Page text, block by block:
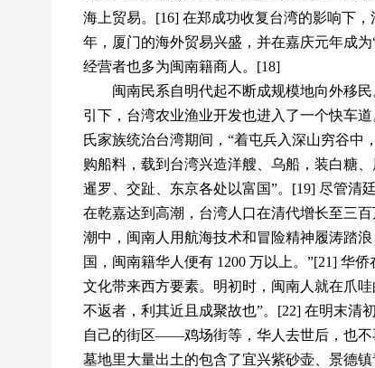
海上贸易。[16] 在郑成功收复台湾的影响下
年，厦门的海外贸易兴盛，并在嘉庆元年成
经营者也多为闽南籍商人。[18]
闽南民系自明代起不断成规模地向外移
引下，台湾农业渔业开发也进入了一个快车
氏家族统治台湾期间，“着屯兵入深山穷谷中
购船料，载到台湾兴造洋艘、乌船，装白糖
暹罗、交趾、东京各处以富国”。[19] 尽管清
在乾嘉达到高潮，台湾人口在清代增长至三
潮中，闽南人用航海技术和冒险精神履涛踏
国，闽南籍华人便有 1200 万以上。”[21] 华
文化带来西方要素。明初时，闽南人就在爪
不返者，利其近且成聚故也”。[22] 在明末清
自己的街区——鸡场街等，华人去世后，也不
墓地里大量出土的包含了宜兴紫砂壶、景德